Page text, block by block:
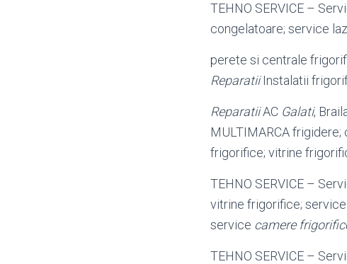
TEHNO SERVICE –
congelatoare; service
perete si centrale
ReparatiiInstalatii
ReparatiiAC Galati,
MULTIMARCA
frigorifice; vitrine
TEHNO SERVICE –
vitrine frigorifice;
service camere
TEHNO SERVICE –